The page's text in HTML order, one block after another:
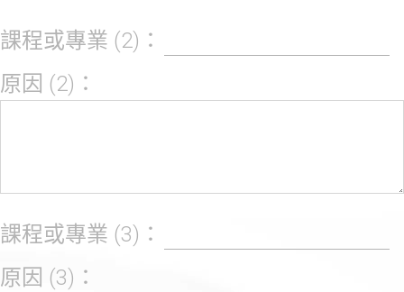
課程或專業 (2)：
原因 (2)：
課程或專業 (3)：
原因 (3)：